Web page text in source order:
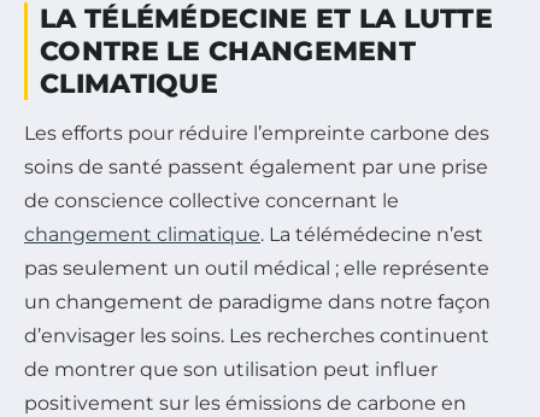
LA TÉLÉMÉDECINE ET LA LUTTE
CONTRE LE CHANGEMENT
CLIMATIQUE
Les efforts pour réduire l’empreinte carbone des
soins de santé passent également par une prise
de conscience collective concernant le
changement climatique. La télémédecine n’est
pas seulement un outil médical ; elle représente
un changement de paradigme dans notre façon
d’envisager les soins. Les recherches continuent
de montrer que son utilisation peut influer
positivement sur les émissions de carbone en